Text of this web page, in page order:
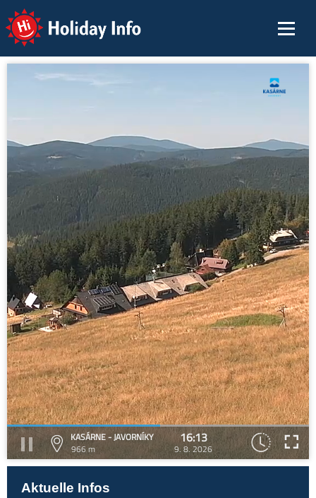
Holiday Info
KASÁRNE - JAVORNÍKY
966 m
16:13
9. 8. 2026
Aktuelle Infos